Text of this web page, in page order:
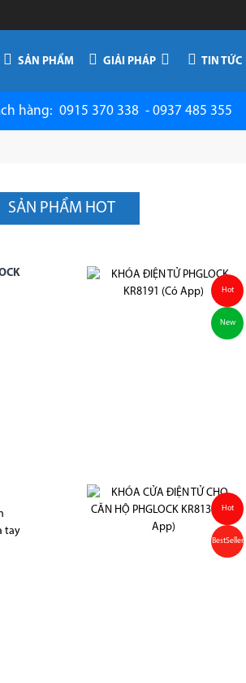
SẢN PHẨM GIẢI PHÁP TIN TỨC
hàng: 0915 370 338 - 0937 485 355
SẢN PHẨM HOT
Hot
New
tay
Hot
BestSeller